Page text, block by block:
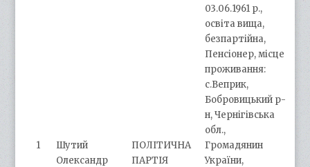
03.06.1961 р.,
освіта вища,
безпартійна,
Пенсіонер, місце
проживання:
с.Веприк,
Бобровицький р-
н, Чернігівська
обл.,
1
Шутий
Олександр
ПОЛІТИЧНА
ПАРТІЯ
Громадянин
України,